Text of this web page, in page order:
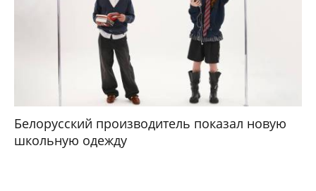
Белорусский производитель показал новую
школьную одежду